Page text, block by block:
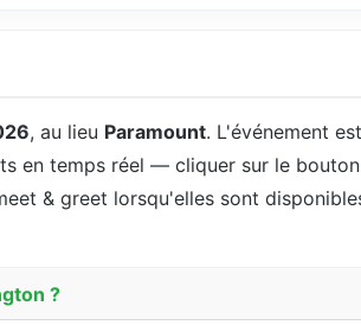
, au lieu Paramount. L'événement
en temps réel — cliquer sur le
& greet lorsqu'elles sont
?